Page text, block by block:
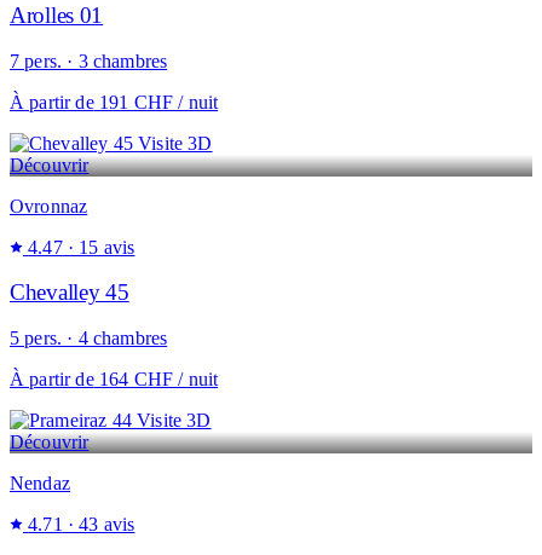
Arolles 01
7 pers. · 3 chambres
À partir de191 CHF / nuit
Visite 3D
Découvrir
Ovronnaz
4.47 · 15 avis
Chevalley 45
5 pers. · 4 chambres
À partir de164 CHF / nuit
Visite 3D
Découvrir
Nendaz
4.71 · 43 avis